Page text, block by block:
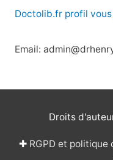
Doctolib.fr profil
Email:
Droits
✚ RGPD et